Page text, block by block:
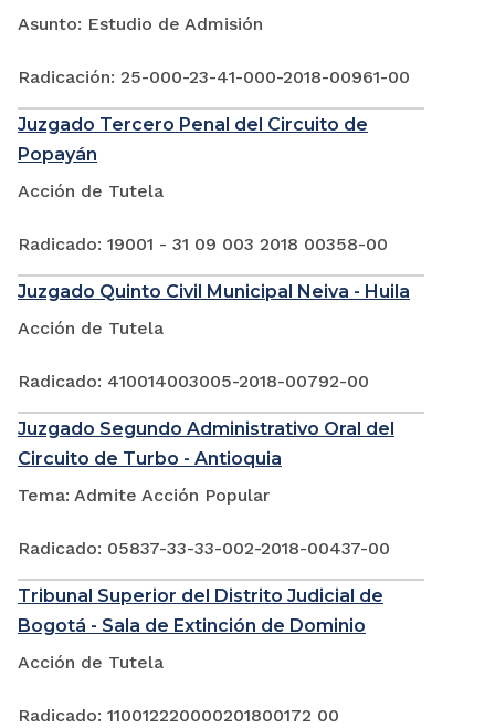
Asunto: Estudio de Admisión
Radicación: 25-000-23-41-000-2018-00961-00
Juzgado Tercero Penal del Circuito de
Popayán
Acción de Tutela
Radicado: 19001 - 31 09 003 2018 00358-00
Juzgado Quinto Civil Municipal Neiva - Huila
Acción de Tutela
Radicado: 410014003005-2018-00792-00
Juzgado Segundo Administrativo Oral del
Circuito de Turbo - Antioquia
Tema: Admite Acción Popular
Radicado: 05837-33-33-002-2018-00437-00
Tribunal Superior del Distrito Judicial de
Bogotá - Sala de Extinción de Dominio
Acción de Tutela
Radicado: 110012220000201800172 00